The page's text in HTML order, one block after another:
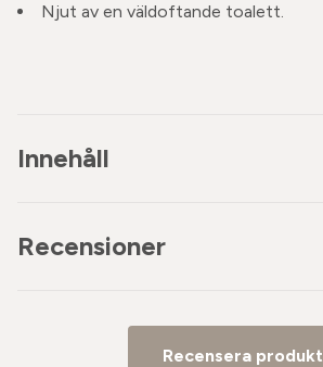
Njut av en väldoftande toalett.
Innehåll
Recensioner
Recensera produkt